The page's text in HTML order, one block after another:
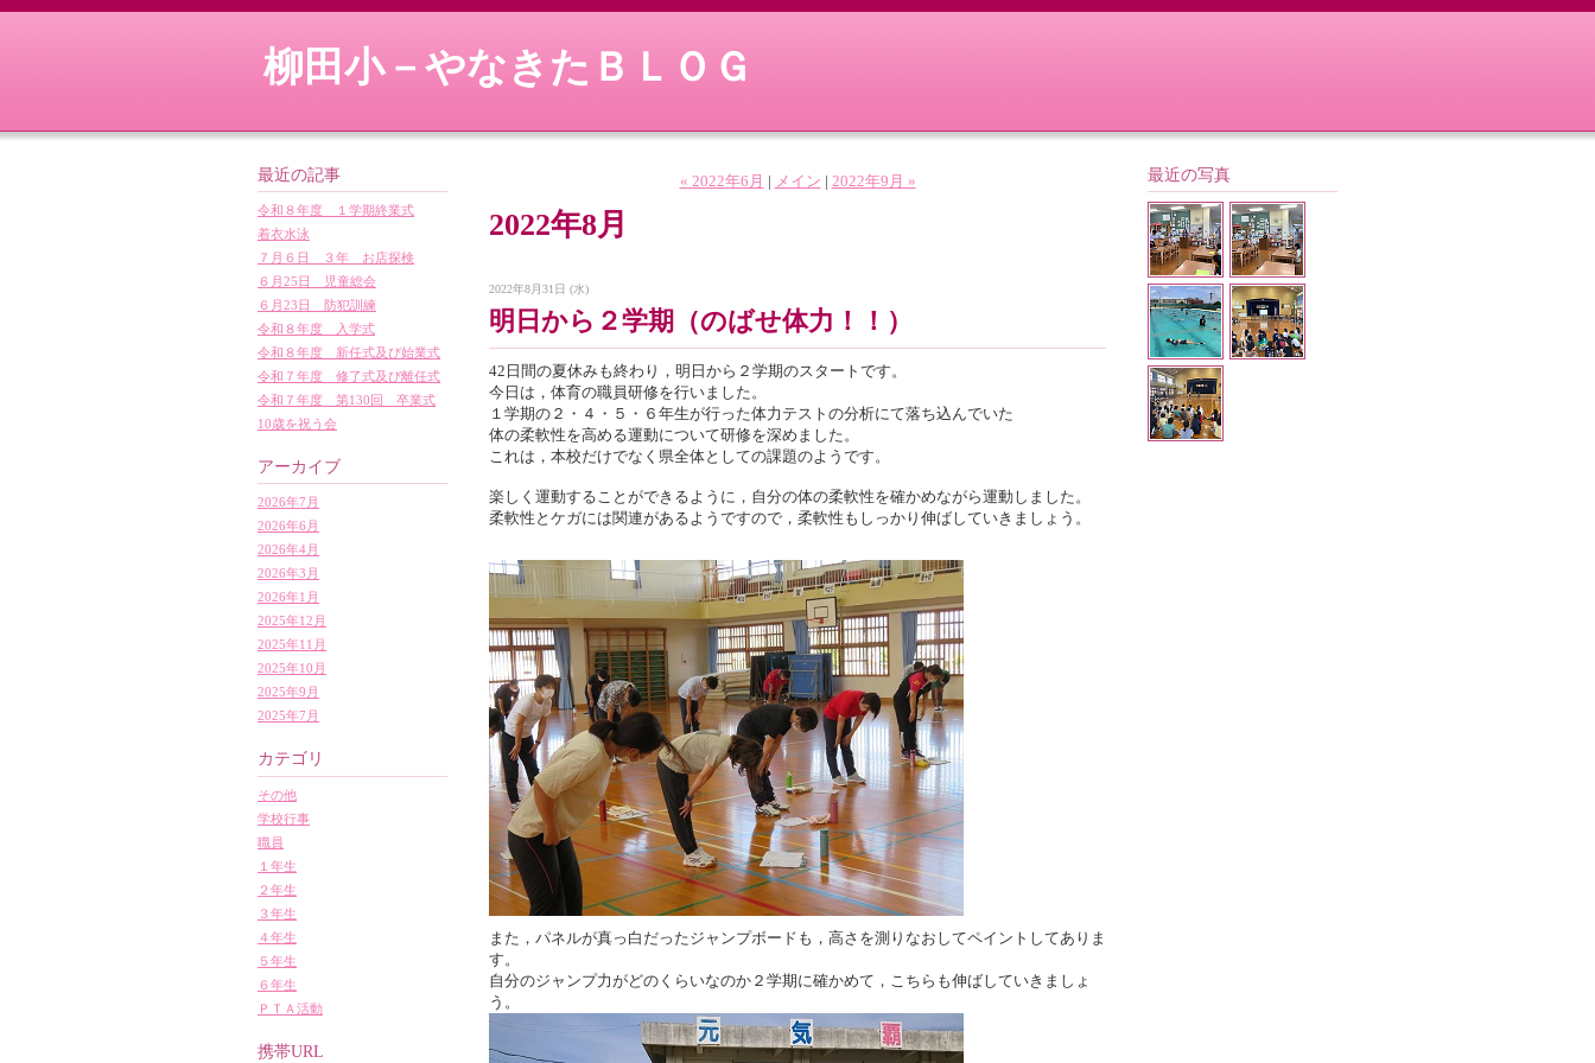
柳田小－やなきたＢＬＯＧ
最近の記事
令和８年度 １学期終業式
着衣水泳
７月６日 ３年 お店探検
６月25日 児童総会
６月23日 防犯訓練
令和８年度 入学式
令和８年度 新任式及び始業式
令和７年度 修了式及び離任式
令和７年度 第130回 卒業式
10歳を祝う会
アーカイブ
2026年7月
2026年6月
2026年4月
2026年3月
2026年1月
2025年12月
2025年11月
2025年10月
2025年9月
2025年7月
カテゴリ
その他
学校行事
職員
１年生
２年生
３年生
４年生
５年生
６年生
ＰＴＡ活動
携帯URL
« 2022年6月 | メイン | 2022年9月 »
2022年8月
2022年8月31日 (水)
明日から２学期（のばせ体力！！）
42日間の夏休みも終わり，明日から２学期のスタートです。
今日は，体育の職員研修を行いました。
１学期の２・４・５・６年生が行った体力テストの分析にて落ち込んでいた
体の柔軟性を高める運動について研修を深めました。
これは，本校だけでなく県全体としての課題のようです。
楽しく運動することができるように，自分の体の柔軟性を確かめながら運動しました。
柔軟性とケガには関連があるようですので，柔軟性もしっかり伸ばしていきましょう。
また，パネルが真っ白だったジャンプボードも，高さを測りなおしてペイントしてありま
す。
自分のジャンプ力がどのくらいなのか２学期に確かめて，こちらも伸ばしていきましょ
う。
最近の写真